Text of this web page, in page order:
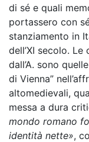
di sé e quali
portassero con
stanziamento in
dell’XI secolo.
dall’A. sono
di Vienna”
altomedievali,
messa a dura
mondo romano
identità nette»,